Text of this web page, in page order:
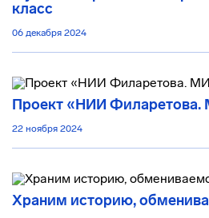
класс
06 декабря 2024
Проект «НИИ Филаретова.
22 ноября 2024
Храним историю,